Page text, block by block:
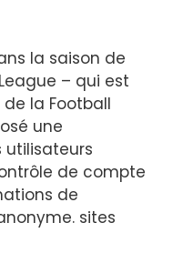
la saison de
– qui est
la Football
une
de compte
de
sites